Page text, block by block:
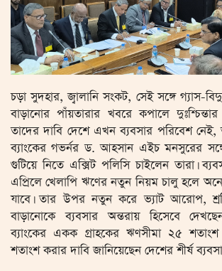
চড়া সুদহার, জ্বালানি সংকট, সেই সঙ্গে গ্যাস-
বাড়ানোর পাঁয়তারার খবরে কপালে দুঃশ্চিন্তার
তাদের দাবি দেশে এখন ব্যবসার পরিবেশ
ব্যাংকের গভর্নর ড. আহসান এইচ মনসুরের
গুটিয়ে নিতে এক্সিট পলিসি চাইলেন তারা।
এপ্রিলে খেলাপি ঋণের নতুন নিয়ম চালু হলে
যাবে। তার উপর নতুন করে ভ্যাট আরোপ,
বাড়ানোকে ব্যবসার অন্তরায় হিসেবে
ব্যাংকের একক গ্রাহকের ঋণসীমা ২৫
শতাংশ করার দাবি জানিয়েছেন দেশের শীর্ষ